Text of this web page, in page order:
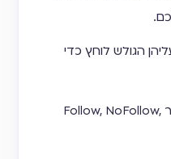
הגולש לוחץ כדי
– למשל קישור Follow, NoFollow,